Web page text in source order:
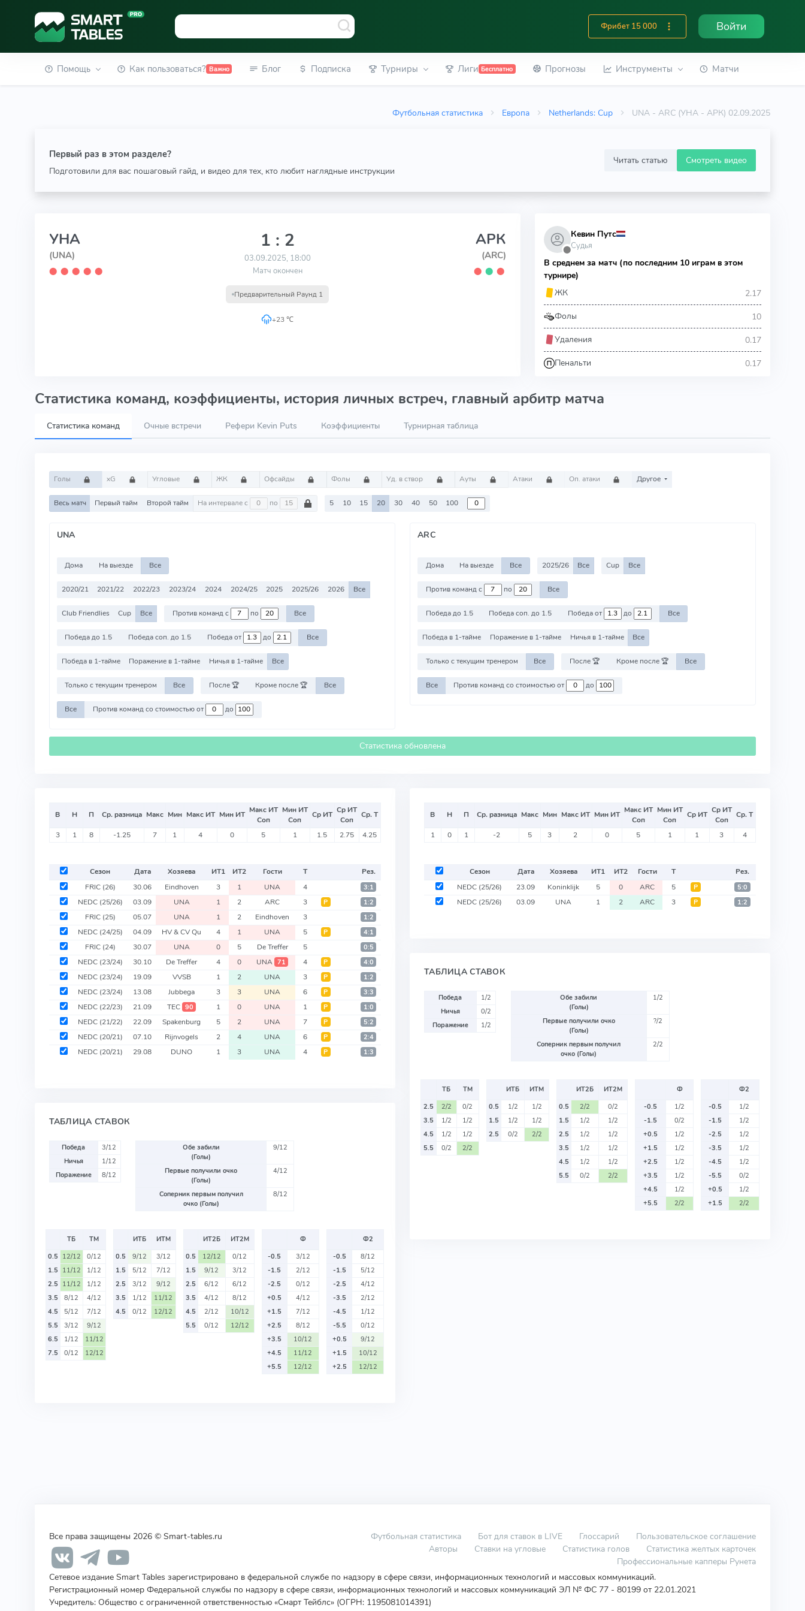
Фрибет 15 000 Войти
Помощь Как пользоваться? Важно Блог Подписка Турниры Лиги Бесплатно Прогнозы Инструменты Матчи
Футбольная статистика Европа Netherlands: Cup UNA - ARC (УНА - АРК) 02.09.2025
Первый раз в этом разделе?
Подготовили для вас пошаговый гайд, и видео для тех, кто любит наглядные инструкции
Читать статью Смотреть видео
УНА
(UNA)
⬤ ⬤ ⬤ ⬤ ⬤
1 : 2
03.09.2025, 18:00
Матч окончен
Предварительный Раунд 1
+23 ℃
АРК
(ARC)
⬤ ⬤ ⬤
⬤
Кевин Путс
Судья
В среднем за матч (по последним 10 играм в этом
турнире)
ЖК
2.17
Фолы 10
Удаления 0.17
Пенальти 0.17
Статистика команд, коэффициенты, история личных встреч, главный арбитр матча
Статистика команд Очные встречи Рефери Kevin Puts Коэффициенты Турнирная таблица
Голы xG Угловые ЖК Офсайды Фолы Уд. в створ Ауты Атаки Оп. атаки Другое
Весь матч Первый тайм Второй тайм На интервале с по 5 10 15 20 30 40 50 100
UNA
Дома На выезде Все
2020/21 2021/22 2022/23 2023/24 2024 2024/25 2025 2025/26 2026 Все
Club Friendlies Cup Все Против команд с по Все
Победа до 1.5 Победа соп. до 1.5 Победа от до Все
Победа в 1-тайме Поражение в 1-тайме Ничья в 1-тайме Все
Только с текущим тренером Все После 🏆 Кроме после 🏆 Все
Все Против команд со стоимостью от до
ARC
Дома На выезде Все 2025/26 Все Cup Все
Против команд с по Все
Победа до 1.5 Победа соп. до 1.5 Победа от до Все
Победа в 1-тайме Поражение в 1-тайме Ничья в 1-тайме Все
Только с текущим тренером Все После 🏆 Кроме после 🏆 Все
Все Против команд со стоимостью от до
Статистика обновлена
В Н П Ср. разница Макс Мин Макс ИТ Мин ИТ Макс ИТ
Соп
Мин ИТ
Соп
Ср ИТ Ср ИТ
Соп
Ср. Т
3 1 8 -1.25 7 1 4 0 5 1 1.5 2.75 4.25
Сезон Дата Хозяева ИТ1 ИТ2 Гости Т
Рез.
FRIC (26) 30.06 Eindhoven 3 1 UNA 4 3:1
NEDC (25/26) 03.09 UNA 1 2 ARC 3 Р 1:2
FRIC (25) 05.07 UNA 1 2 Eindhoven 3 1:2
NEDC (24/25) 04.09 HV & CV Qu 4 1 UNA 5 Р 4:1
FRIC (24) 30.07 UNA 0 5 De Treffer 5 0:5
NEDC (23/24) 30.10 De Treffer 4 0 UNA 71 4 Р 4:0
NEDC (23/24) 19.09 VVSB 1 2 UNA 3 Р 1:2
NEDC (23/24) 13.08 Jubbega 3 3 UNA 6 Р 3:3
NEDC (22/23) 21.09 TEC 90 1 0 UNA 1 Р 1:0
NEDC (21/22) 22.09 Spakenburg 5 2 UNA 7 Р 5:2
NEDC (20/21) 07.10 Rijnvogels 2 4 UNA 6 Р 2:4
NEDC (20/21) 29.08 DUNO 1 3 UNA 4 Р 1:3
ТАБЛИЦА СТАВОК
Победа
3/12
Ничья
1/12
Поражение
8/12
Обе забили
(Голы)
9/12
Первые получили очко
(Голы)
4/12
Соперник первым получил
очко (Голы)
8/12
ТБ
ТМ
0.5 12/12
0/12
1.5 11/12
1/12
2.5 11/12
1/12
3.5
8/12
4/12
4.5
5/12
7/12
5.5
3/12
9/12
6.5
1/12
11/12
7.5
0/12 12/12
ИТБ
ИТМ
0.5
9/12
3/12
1.5
5/12
7/12
2.5
3/12
9/12
3.5
1/12
11/12
4.5
0/12 12/12
ИТ2Б
ИТ2М
0.5
12/12
0/12
1.5
9/12
3/12
2.5
6/12
6/12
3.5
4/12
8/12
4.5
2/12
10/12
5.5
0/12 12/12
Ф
-0.5
3/12
-1.5
2/12
-2.5
0/12
+0.5
4/12
+1.5
7/12
+2.5
8/12
+3.5
10/12
+4.5
11/12
+5.5
12/12
Ф2
-0.5
8/12
-1.5
5/12
-2.5
4/12
-3.5
2/12
-4.5
1/12
-5.5
0/12
+0.5
9/12
+1.5
10/12
+2.5
12/12
В Н П Ср. разница Макс Мин Макс ИТ Мин ИТ Макс ИТ
Соп
Мин ИТ
Соп
Ср ИТ Ср ИТ
Соп
Ср. Т
1 0 1 -2 5 3 2 0 5 1 1 3 4
Сезон Дата Хозяева ИТ1 ИТ2 Гости Т
Рез.
NEDC (25/26) 23.09 Koninklijk 5 0 ARC 5 Р 5:0
NEDC (25/26) 03.09 UNA 1 2 ARC 3 Р 1:2
ТАБЛИЦА СТАВОК
Победа
1/2
Ничья
0/2
Поражение
1/2
Обе забили
(Голы)
1/2
Первые получили очко
(Голы)
?/2
Соперник первым получил
очко (Голы)
2/2
ТБ
ТМ
2.5
2/2
0/2
3.5
1/2
1/2
4.5
1/2
1/2
5.5
0/2 2/2
ИТБ
ИТМ
0.5
1/2
1/2
1.5
1/2
1/2
2.5
0/2 2/2
ИТ2Б
ИТ2М
0.5
2/2
0/2
1.5
1/2
1/2
2.5
1/2
1/2
3.5
1/2
1/2
4.5
1/2
1/2
5.5
0/2 2/2
Ф
-0.5
1/2
-1.5
0/2
+0.5
1/2
+1.5
1/2
+2.5
1/2
+3.5
1/2
+4.5
1/2
+5.5
2/2
Ф2
-0.5
1/2
-1.5
1/2
-2.5
1/2
-3.5
1/2
-4.5
1/2
-5.5
0/2
+0.5
1/2
+1.5
2/2
Все права защищены 2026 © Smart-tables.ru Футбольная статистика Бот для ставок в LIVE Глоссарий
Пользовательское соглашение
Авторы
Ставки на угловые Статистика голов
Статистика желтых карточек
Профессиональные капперы Рунета
Сетевое издание Smart Tables зарегистрировано в федеральной службе по надзору в сфере связи, информационных технологий и массовых коммуникаций.
Регистрационный номер Федеральной службы по надзору в сфере связи, информационных технологий и массовых коммуникаций ЭЛ № ФС 77 - 80199 от 22.01.2021
Учредитель: Общество с ограниченной ответственностью «Смарт Тейблс» (ОГРН: 1195081014391)